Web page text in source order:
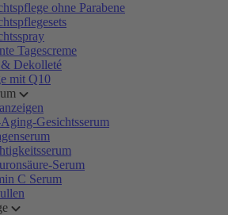
ohne Parabene
Tagescreme
Dekolleté
mit Q10
Gesichtsserum
Serum
C Serum